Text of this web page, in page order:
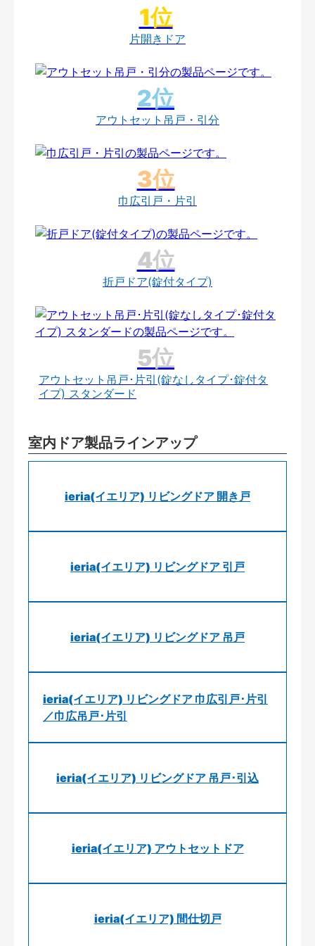
片開きドア
アウトセット吊戸・引分
巾広引戸・片引
折戸ドア(錠付タイプ)
アウトセット吊戸･片引(錠なしタイプ･錠付タ
イプ) スタンダード
室内ドア製品ラインアップ
ieria(イエリア) リビングドア 開き戸
ieria(イエリア) リビングドア 引戸
ieria(イエリア) リビングドア 吊戸
ieria(イエリア) リビングドア 巾広引戸･片引
／巾広吊戸･片引
ieria(イエリア) リビングドア 吊戸･引込
ieria(イエリア) アウトセットドア
ieria(イエリア) 間仕切戸